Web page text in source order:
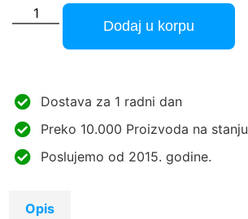
Dodaj u korpu
Dostava za 1 radni dan
Preko 10.000 Proizvoda na stanju
Poslujemo od 2015. godine.
Opis